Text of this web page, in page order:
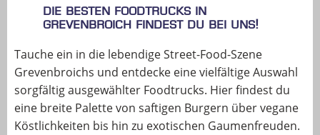
Die besten Foodtrucks in
Grevenbroich findest du bei uns!
Tauche ein in die lebendige Street-Food-Szene
Grevenbroichs und entdecke eine vielfältige Auswahl
sorgfältig ausgewählter Foodtrucks. Hier findest du
eine breite Palette von saftigen Burgern über vegane
Köstlichkeiten bis hin zu exotischen Gaumenfreuden.